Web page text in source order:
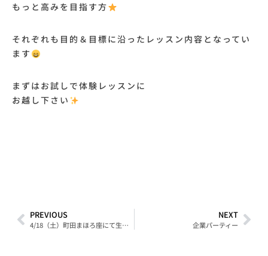
もっと高みを目指す方
それぞれも目的＆目標に沿ったレッスン内容となってい
ます
まずはお試しで体験レッスンに
お越し下さい
PREVIOUS
4/18（土）町田まほろ座にて生演奏ショー
NEXT
企業パーティー